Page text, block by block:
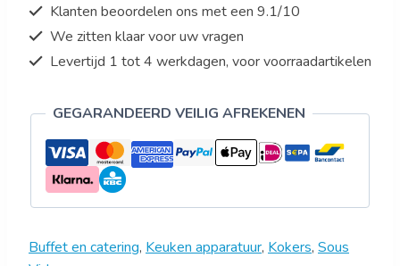
aantalKlanten beoordelen ons met een 9.1/10
We zitten klaar voor uw vragen
Levertijd 1 tot 4 werkdagen, voor voorraadartikelen
GEGARANDEERD VEILIG AFREKENEN
Buffet en catering, Keuken apparatuur, Kokers, Sous